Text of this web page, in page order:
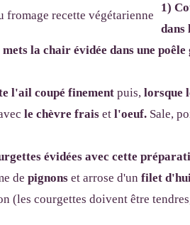
1)
dans
mets la chair évidée dans une
l'ail coupé finement puis, lorsque
le chèvre frais et l'oeuf. Sale,
évidées avec cette
de pignons et arrose d'un filet
(les courgettes doivent être